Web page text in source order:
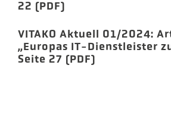
22 (PDF)
VITAKO Aktuell 01/2024:
„Europas IT-Dienstleister
Seite 27 (PDF)